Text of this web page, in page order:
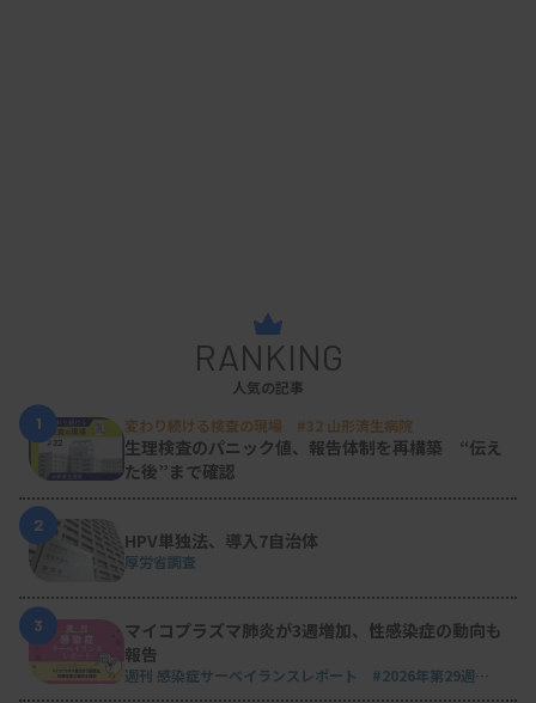
RANKING
人気の記事
1
変わり続ける検査の現場 #32 山形済生病院
生理検査のパニック値、報告体制を再構築 “伝え
た後”まで確認
2
HPV単独法、導入7自治体
厚労省調査
3
マイコプラズマ肺炎が3週増加、性感染症の動向も
報告
週刊 感染症サーベイランスレポート #2026年第29週